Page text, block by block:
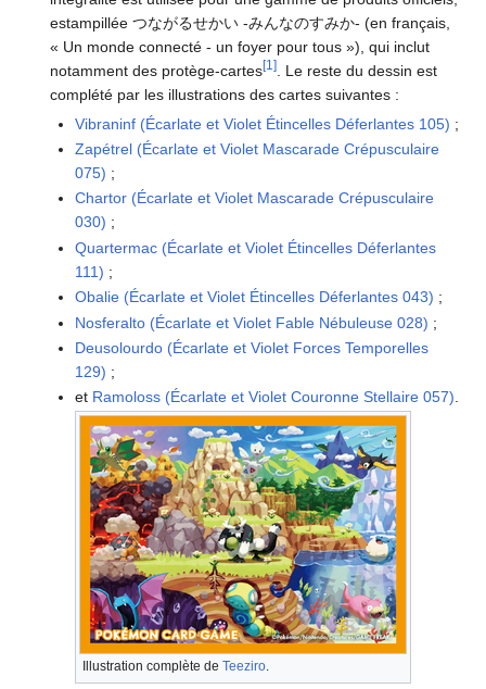
estampillée つながるせかい -みんなのすみか- (en français,
« Un monde connecté - un foyer pour tous »), qui inclut
notamment des protège-cartes[1]. Le reste du dessin est
complété par les illustrations des cartes suivantes :
Vibraninf (Écarlate et Violet Étincelles Déferlantes 105) ;
Zapétrel (Écarlate et Violet Mascarade Crépusculaire
075) ;
Chartor (Écarlate et Violet Mascarade Crépusculaire
030) ;
Quartermac (Écarlate et Violet Étincelles Déferlantes
111) ;
Obalie (Écarlate et Violet Étincelles Déferlantes 043) ;
Nosferalto (Écarlate et Violet Fable Nébuleuse 028) ;
Deusolourdo (Écarlate et Violet Forces Temporelles
129) ;
et Ramoloss (Écarlate et Violet Couronne Stellaire 057).
Illustration complète de Teeziro